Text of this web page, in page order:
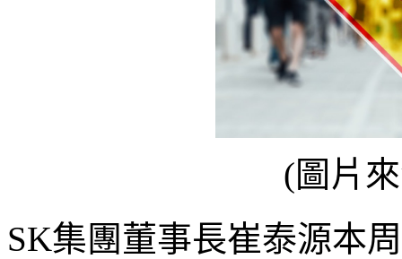
(圖片
SK集團董事長崔泰源本